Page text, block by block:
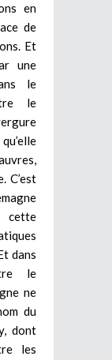
en
de
Et
une
le
le
C’est
dans
le
ne
du
dont
les